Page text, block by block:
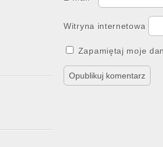
Witryna internetowa
Zapamiętaj moje